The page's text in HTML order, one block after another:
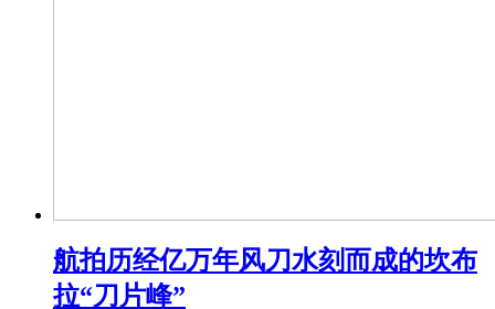
航拍历经亿万年风刀水刻而成的坎布
拉“刀片峰”